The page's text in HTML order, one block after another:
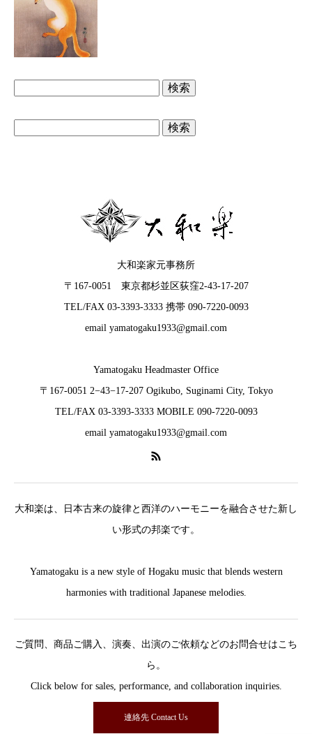
大和楽家元事務所
〒167-0051 東京都杉並区荻窪2-43-17-207
TEL/FAX 03-3393-3333 携帯 090-7220-0093
email yamatogaku1933@gmail.com
Yamatogaku Headmaster Office
〒167-0051 2−43−17-207 Ogikubo, Suginami City, Tokyo
TEL/FAX 03-3393-3333 MOBILE 090-7220-0093
email yamatogaku1933@gmail.com
大和楽は、日本古来の旋律と西洋のハーモニーを融合させた新し
い形式の邦楽です。
Yamatogaku is a new style of Hogaku music that blends western
harmonies with traditional Japanese melodies.
ご質問、商品ご購入、演奏、出演のご依頼などのお問合せはこち
ら。
Click below for sales, performance, and collaboration inquiries.
連絡先 Contact Us